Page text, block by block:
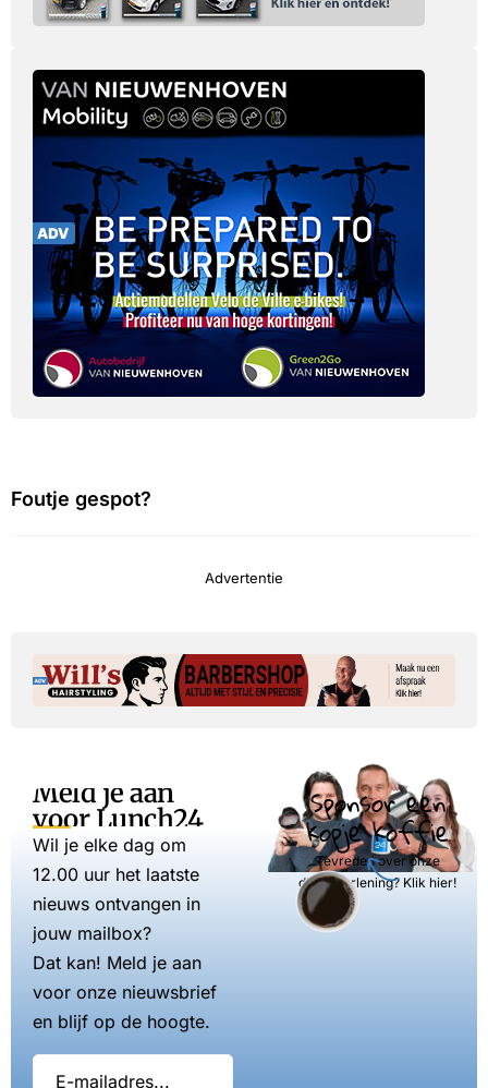
Foutje gespot?
Advertentie
Meld je aan
voor Lunch24
Wil je elke dag om
12.00 uur het laatste
nieuws ontvangen in
jouw mailbox?
Dat kan! Meld je aan
voor onze nieuwsbrief
en blijf op de hoogte.
Sponsor een
kopje koffie
Tevreden over onze
dienstverlening? Klik hier!